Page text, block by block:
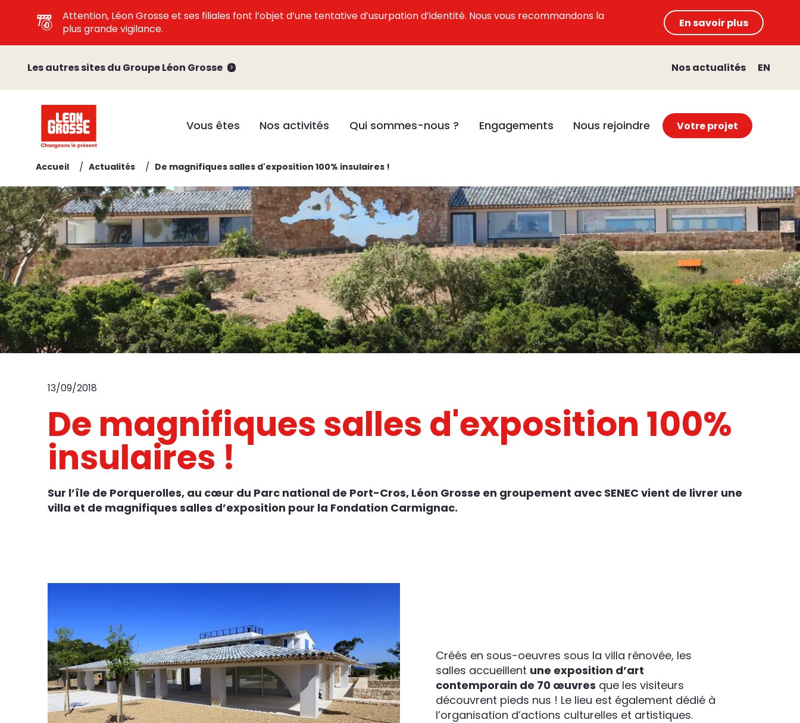
Attention, Léon Grosse et ses filiales font l’objet d’une tentative d’usurpation d’identité. Nous vous recommandons la
plus grande vigilance.
En savoir plus
Les autres sites du Groupe Léon Grosse Nos actualités EN
Votre projet
Vous êtes Nos activités Qui sommes-nous ? Engagements Nous rejoindre
Accueil / Actualités / De magnifiques salles d'exposition 100% insulaires !
De magnifiques salles d'exposition 100%
insulaires !
Sur l’île de Porquerolles, au cœur du Parc national de Port-Cros, Léon Grosse en groupement avec SENEC vient de livrer une
villa et de magnifiques salles d’exposition pour la Fondation Carmignac.
13/09/2018
Créés en sous-oeuvres sous la villa rénovée, les
salles accueillent une exposition d’art
contemporain de 70 œuvres que les visiteurs
découvrent pieds nus ! Le lieu est également dédié à
l’organisation d’actions culturelles et artistiques.